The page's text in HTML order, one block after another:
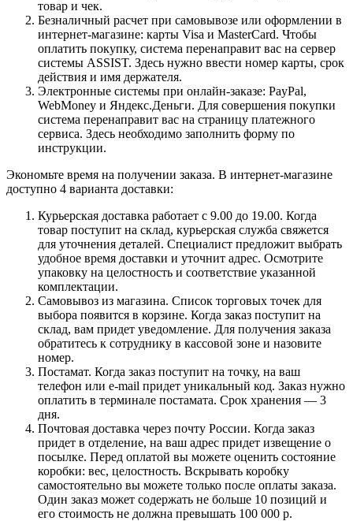
товар и чек.
Безналичный расчет при самовывозе или оформлении в
интернет-магазине: карты Visa и MasterCard. Чтобы
оплатить покупку, система перенаправит вас на сервер
системы ASSIST. Здесь нужно ввести номер карты, срок
действия и имя держателя.
Электронные системы при онлайн-заказе: PayPal,
WebMoney и Яндекс.Деньги. Для совершения покупки
система перенаправит вас на страницу платежного
сервиса. Здесь необходимо заполнить форму по
инструкции.
Экономьте время на получении заказа. В интернет-магазине
доступно 4 варианта доставки:
Курьерская доставка работает с 9.00 до 19.00. Когда
товар поступит на склад, курьерская служба свяжется
для уточнения деталей. Специалист предложит выбрать
удобное время доставки и уточнит адрес. Осмотрите
упаковку на целостность и соответствие указанной
комплектации.
Самовывоз из магазина. Список торговых точек для
выбора появится в корзине. Когда заказ поступит на
склад, вам придет уведомление. Для получения заказа
обратитесь к сотруднику в кассовой зоне и назовите
номер.
Постамат. Когда заказ поступит на точку, на ваш
телефон или e-mail придет уникальный код. Заказ нужно
оплатить в терминале постамата. Срок хранения — 3
дня.
Почтовая доставка через почту России. Когда заказ
придет в отделение, на ваш адрес придет извещение о
посылке. Перед оплатой вы можете оценить состояние
коробки: вес, целостность. Вскрывать коробку
самостоятельно вы можете только после оплаты заказа.
Один заказ может содержать не больше 10 позиций и
его стоимость не должна превышать 100 000 р.